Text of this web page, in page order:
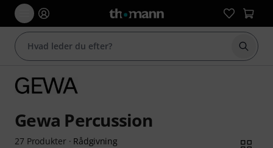
Start
Gewa Percussion
27 Produkter· Rådgivning